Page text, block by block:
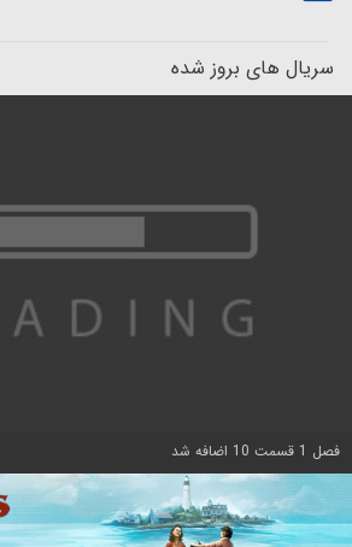
سریال های بروز شده
فصل 1 قسمت 10 اضافه شد